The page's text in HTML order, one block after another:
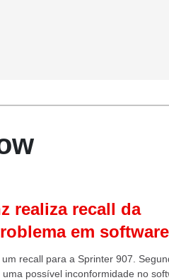
realiza recall da
em software
recall para a Sprinter 907.
possível inconformidade no